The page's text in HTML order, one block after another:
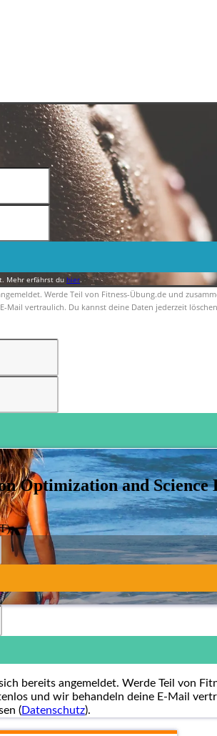
Mehr erfährst du hier.
Werde Teil von Fitness-Übung.de und
Mail vertraulich. Du kannst deine Daten jederzeit
Optimization and Science
bereits angemeldet. Werde Teil von
und wir behandeln deine E-Mail
(Datenschutz).